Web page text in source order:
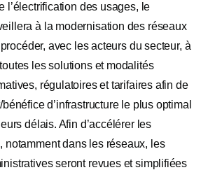
l’électrification des usages, le
à la modernisation des réseaux
avec les acteurs du secteur, à
les solutions et modalités
régulatoires et tarifaires afin de
d’infrastructure le plus optimal
délais. Afin d’accélérer les
notamment dans les réseaux, les
seront revues et simplifiées